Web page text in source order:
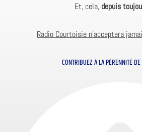
Et, cela, depuis
Radio Courtoisie n’acceptera
CONTRIBUEZ À LA PÉRENNITÉ